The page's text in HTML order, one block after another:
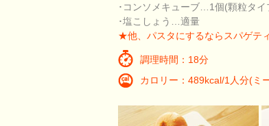
･コンソメキューブ…1個(顆粒タイ
･塩こしょう…適量
★他、パスタにするならスパゲテ
調理時間：18分
カロリー：489kcal/1人分(ミ